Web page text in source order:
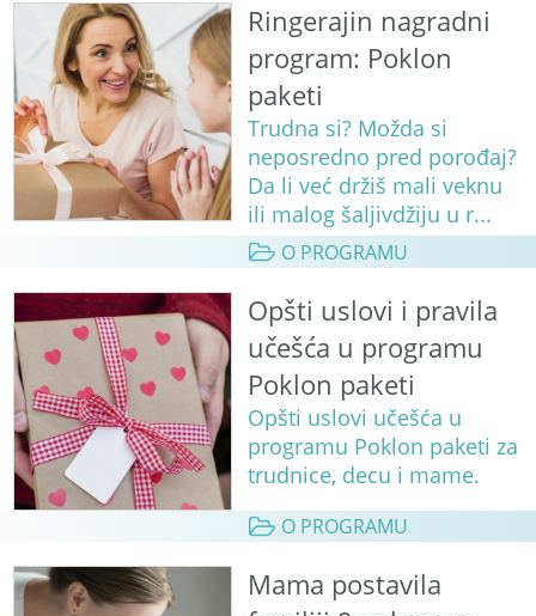
Ringerajin nagradni
program: Poklon
paketi
Trudna si? Možda si
neposredno pred porođaj?
Da li već držiš mali veknu
ili malog šaljivdžiju u r...
O PROGRAMU
Opšti uslovi i pravila
učešća u programu
Poklon paketi
Opšti uslovi učešća u
programu Poklon paketi za
trudnice, decu i mame.
O PROGRAMU
Mama postavila